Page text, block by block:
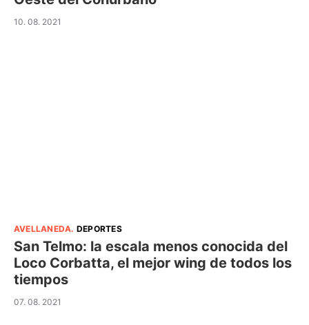
10. 08. 2021
AVELLANEDA. DEPORTES
San Telmo: la escala menos conocida del
Loco Corbatta, el mejor wing de todos los
tiempos
07. 08. 2021